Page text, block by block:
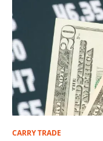
CARRY TRADE